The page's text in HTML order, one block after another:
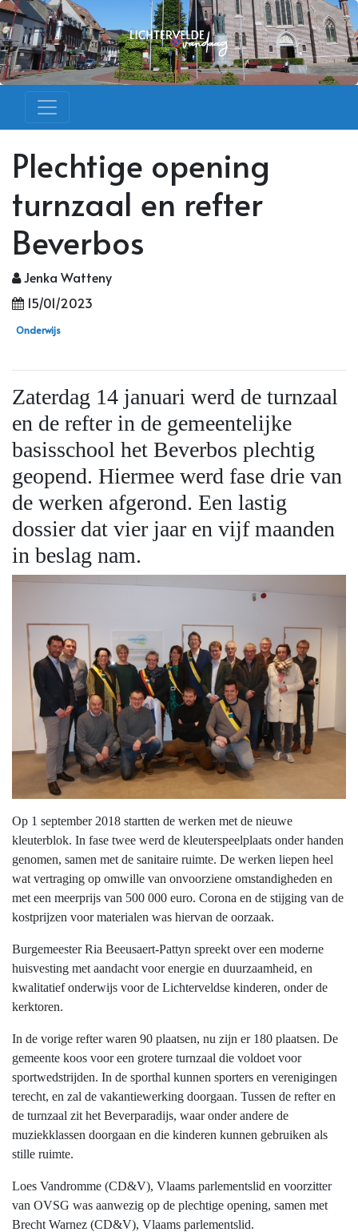
Plechtige opening
turnzaal en refter
Beverbos
Jenka Watteny
15/01/2023
Onderwijs
Zaterdag 14 januari werd de turnzaal
en de refter in de gemeentelijke
basisschool het Beverbos plechtig
geopend. Hiermee werd fase drie van
de werken afgerond. Een lastig
dossier dat vier jaar en vijf maanden
in beslag nam.
Op 1 september 2018 startten de werken met de nieuwe
kleuterblok. In fase twee werd de kleuterspeelplaats onder handen
genomen, samen met de sanitaire ruimte. De werken liepen heel
wat vertraging op omwille van onvoorziene omstandigheden en
met een meerprijs van 500 000 euro. Corona en de stijging van de
kostprijzen voor materialen was hiervan de oorzaak.
Burgemeester Ria Beeusaert-Pattyn spreekt over een moderne
huisvesting met aandacht voor energie en duurzaamheid, en
kwalitatief onderwijs voor de Lichterveldse kinderen, onder de
kerktoren.
In de vorige refter waren 90 plaatsen, nu zijn er 180 plaatsen. De
gemeente koos voor een grotere turnzaal die voldoet voor
sportwedstrijden. In de sporthal kunnen sporters en verenigingen
terecht, en zal de vakantiewerking doorgaan. Tussen de refter en
de turnzaal zit het Beverparadijs, waar onder andere de
muziekklassen doorgaan en die kinderen kunnen gebruiken als
stille ruimte.
Loes Vandromme (CD&V), Vlaams parlementslid en voorzitter
van OVSG was aanwezig op de plechtige opening, samen met
Brecht Warnez (CD&V), Vlaams parlementslid.